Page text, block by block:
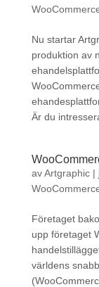
Nu startar
produktion av
Är du
avArtgraphic|
Företaget
upp företaget
världens